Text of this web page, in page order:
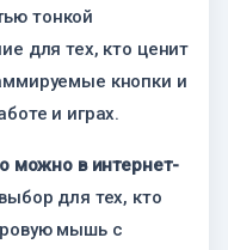
тонкой
для тех, кто ценит
кнопки и
и играх.
можно в интернет-
для тех, кто
мышь с